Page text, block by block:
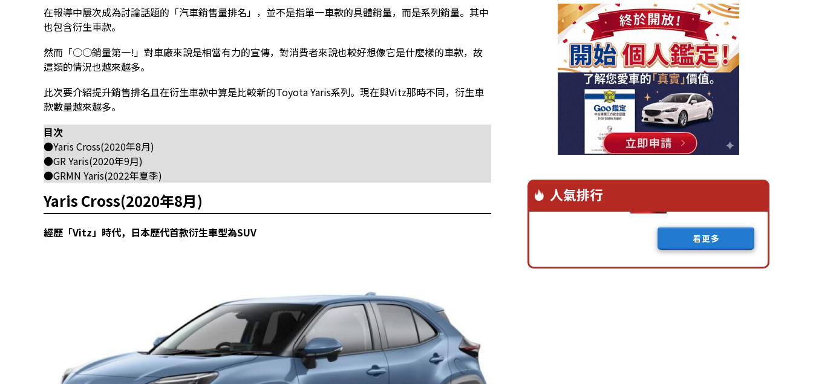
在報導中屢次成為討論話題的「汽車銷售量排名」，並不是指單一車款的具體銷量，而是系列銷量。其中
也包含衍生車款。
然而「○○銷量第一!」對車廠來說是相當有力的宣傳，對消費者來說也較好想像它是什麼樣的車款，故
這類的情況也越來越多。
此次要介紹提升銷售排名且在衍生車款中算是比較新的Toyota Yaris系列。現在與Vitz那時不同，衍生車
款數量越來越多。
目次
●Yaris Cross(2020年8月)
●GR Yaris(2020年9月)
●GRMN Yaris(2022年夏季)
Yaris Cross(2020年8月)
經歷「Vitz」時代，日本歷代首款衍生車型為SUV
人氣排行
看更多